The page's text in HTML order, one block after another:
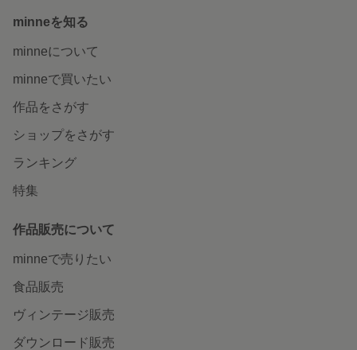
minneを知る
minneについて
minneで買いたい
作品をさがす
ショップをさがす
ランキング
特集
作品販売について
minneで売りたい
食品販売
ヴィンテージ販売
ダウンロード販売